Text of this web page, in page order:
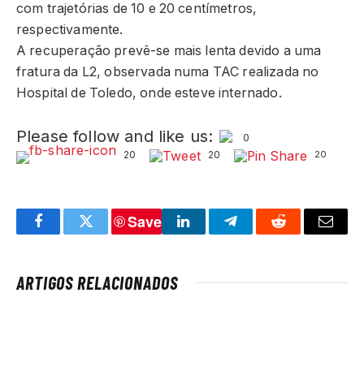
com trajetórias de 10 e 20 centímetros,
respectivamente.
A recuperação prevê-se mais lenta devido a uma
fratura da L2, observada numa TAC realizada no
Hospital de Toledo, onde esteve internado.
Please follow and like us:
0
20
20 20
FacebookTwitter
Save
LinkedInTelegramReddit Email
ARTIGOS RELACIONADOS